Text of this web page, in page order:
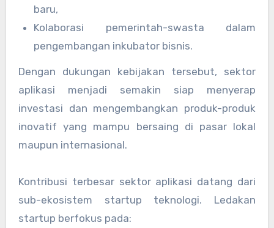
baru,
Kolaborasi pemerintah-swasta dalam
pengembangan inkubator bisnis.
Dengan dukungan kebijakan tersebut, sektor
aplikasi menjadi semakin siap menyerap
investasi dan mengembangkan produk-produk
inovatif yang mampu bersaing di pasar lokal
maupun internasional.
Kontribusi terbesar sektor aplikasi datang dari
sub-ekosistem startup teknologi. Ledakan
startup berfokus pada: